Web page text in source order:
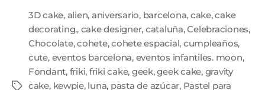
3D cake, alien, aniversario, barcelona, cake,cake
decorating., cake designer, cataluña,Celebraciones,
Chocolate,cohete,cohete espacial, cumpleaños,
cute, eventos barcelona, eventos infantiles. moon,
Fondant, friki, friki cake, geek,geek cake, gravity
cake, kewpie, luna, pasta de azúcar, Pastel para